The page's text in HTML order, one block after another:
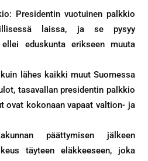
Presidentin vuotuinen palkkio
laissa, ja se pysyy
ellei eduskunta erikseen muuta
lähes kaikki muut Suomessa
tasavallan presidentin palkkio
ovat kokonaan vapaat valtion- ja
päättymisen jälkeen
täyteen eläkkeeseen, joka